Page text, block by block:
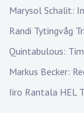
Marysol Schalit:
Randi Tytingvåg
Quintabulous:
Markus Becker:
Iiro Rantala HEL